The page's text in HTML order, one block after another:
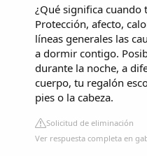
¿Qué significa cuando
Protección, afecto,
líneas generales las
a dormir contigo.
durante la noche, a
cuerpo, tu regalón
pies o la cabeza.
Solicitud de eliminación
Ver respuesta completa en